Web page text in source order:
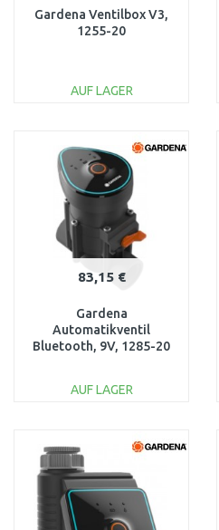
Gardena Ventilbox V3,
1255-20
AUF LAGER
Vergleichen
83,15 €
Gardena
Automatikventil
Bluetooth, 9V, 1285-20
AUF LAGER
Vergleichen